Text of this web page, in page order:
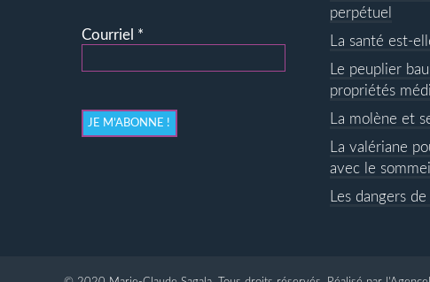
produit
Courriel *
perpétuel
La santé est-
Le peuplier
propriétés
La molène et
La valériane
avec le
Les dangers